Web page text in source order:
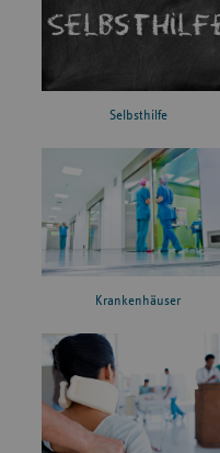
Selbsthilfe
Krankenhäuser